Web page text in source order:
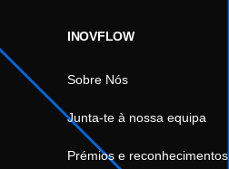
INOVFLOW
Sobre Nós
Junta-te à nossa equipa
Prémios e reconhecimentos